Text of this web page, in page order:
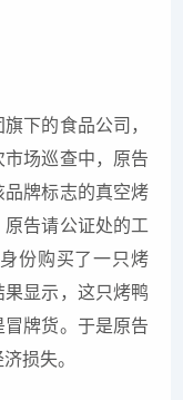
下的食品公司，
场巡查中，原告
牌标志的真空烤
告请公证处的工
份购买了一只烤
显示，这只烤鸭
牌货。于是原告
损失。